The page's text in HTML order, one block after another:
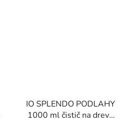
IO SPLENDO PODLAHY
1000 ml čistič na drevo